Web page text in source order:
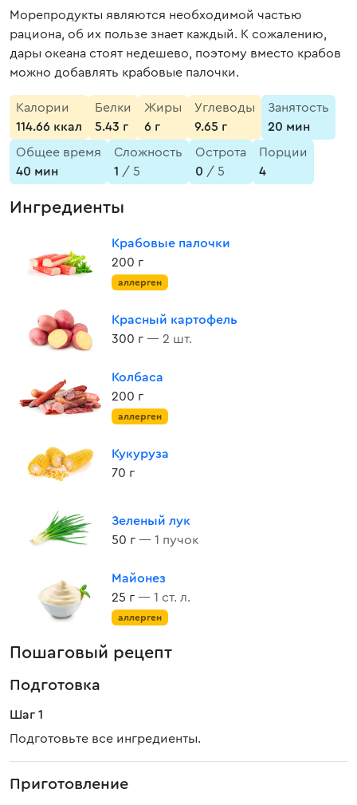
Морепродукты являются необходимой частью
рациона, об их пользе знает каждый. К сожалению,
дары океана стоят недешево, поэтому вместо крабов
можно добавлять крабовые палочки.
Калории
114.66 ккал
Белки
5.43 г
Жиры
6 г
Углеводы
9.65 г
Занятость
20 мин
Общее время
40 мин
Сложность
1 / 5
Острота
0 / 5
Порции
4
Ингредиенты
Крабовые палочки
200 г
аллерген
Красный картофель
300 г — 2 шт.
Колбаса
200 г
аллерген
Кукуруза
70 г
Зеленый лук
50 г — 1 пучок
Майонез
25 г — 1 ст. л.
аллерген
Пошаговый рецепт
Подготовка
Шаг 1
Подготовьте все ингредиенты.
Приготовление